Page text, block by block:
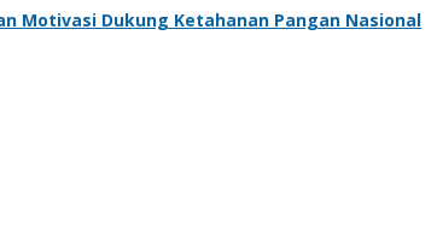
Motivasi Dukung Ketahanan Pangan Nasional